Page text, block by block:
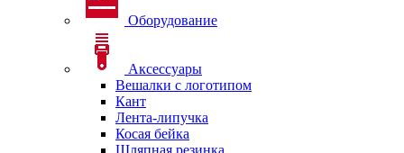
Оборудование
Аксессуары
Вешалки с логотипом
Кант
Лента-липучка
Косая бейка
Шляпная резинка